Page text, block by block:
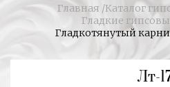
Главная /Каталог
Гладкие
Гладкотянутый
Лт-